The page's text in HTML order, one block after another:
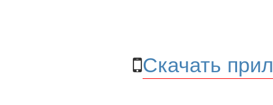
Скачать